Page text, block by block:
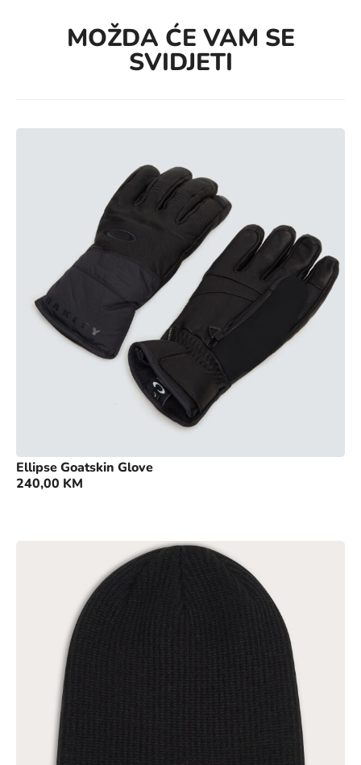
MOŽDA ĆE VAM SE
SVIDJETI
Ellipse Goatskin Glove
240,00 KM